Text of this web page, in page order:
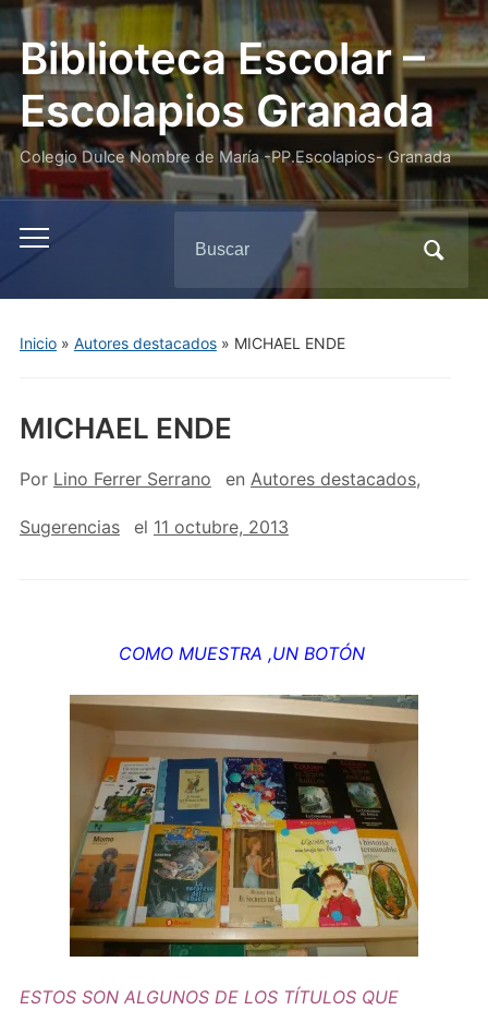
Biblioteca Escolar –
Escolapios Granada
Colegio Dulce Nombre de María -PP.Escolapios- Granada
Alternar
menú
móvil
Inicio» Autores destacados» MICHAEL ENDE
MICHAEL ENDE
Por Lino Ferrer Serrano en Autores destacados,
Sugerencias el 11 octubre, 2013
COMO MUESTRA ,UN BOTÓN
ESTOS SON ALGUNOS DE LOS TÍTULOS QUE